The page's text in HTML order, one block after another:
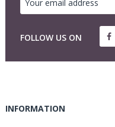
FOLLOW US ON
INFORMATION